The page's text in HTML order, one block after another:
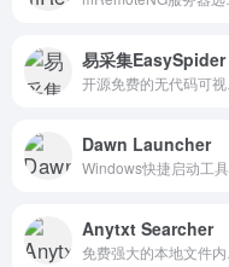
易采集EasySpider
Dawn Launcher
Windows快捷启动工具
Anytxt Searcher